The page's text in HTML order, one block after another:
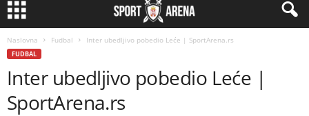
Naslovna Fudbal Inter ubedljivo pobedio Leće | SportArena.rs
FUDBAL
Inter ubedljivo pobedio Leće |
SportArena.rs